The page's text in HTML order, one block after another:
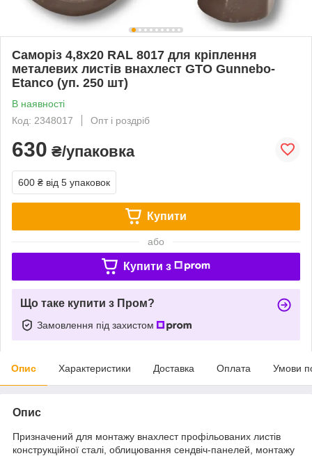
Саморіз 4,8х20 RAL 8017 для кріплення
металевих листів внахлест GTO Gunnebo-
Etanco (уп. 250 шт)
В наявності
Код: 2348017
Опт і роздріб
630 ₴/упаковка
600 ₴ від 5 упаковок
Купити
або
Купити з
Що таке купити з Пром?
Замовлення під захистом
Опис Характеристики Доставка Оплата Умови
Опис
Призначений для монтажу внахлест профільованих листів
конструкційної сталі, облицювання сендвіч-панелей, монтажу